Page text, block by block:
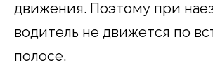
движения. Поэтому при
водитель не движется по
полосе.